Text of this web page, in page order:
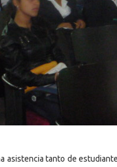
asistencia tanto de